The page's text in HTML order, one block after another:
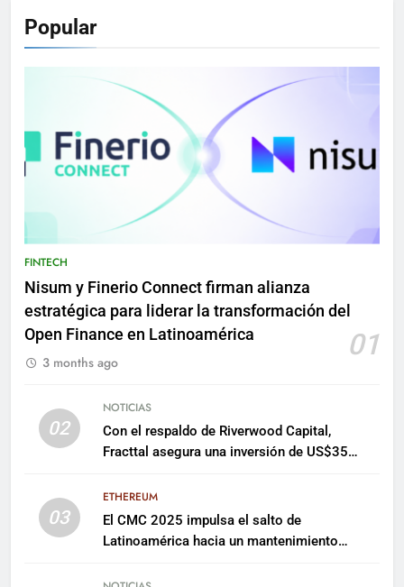
Popular
FINTECH
Nisum y Finerio Connect firman alianza
estratégica para liderar la transformación del
Open Finance en Latinoamérica
01
3 months ago
02
NOTICIAS
Con el respaldo de Riverwood Capital,
Fracttal asegura una inversión de US$35
03
ETHEREUM
El CMC 2025 impulsa el salto de
Latinoamérica hacia un mantenimiento